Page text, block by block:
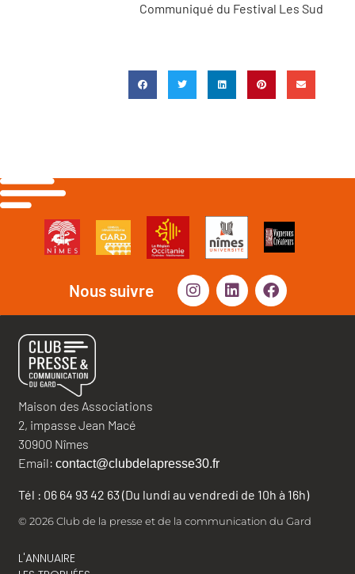
Communiqué du Festival Les Sud
Nous suivre
Maison des Associations
2, impasse Jean Macé
30900 Nîmes
Email: contact@clubdelapresse30.fr
Tél : 06 64 93 42 63 (Du lundi au vendredi de 10h à 16h)
© 2026 Club de la presse et de la communication du Gard
L'ANNUAIRE